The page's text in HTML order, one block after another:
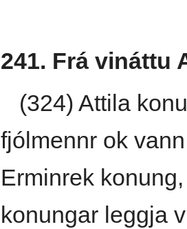
241. Frá vináttu
(324) Attila
fjólmennr ok
Erminrek
konungar leggja